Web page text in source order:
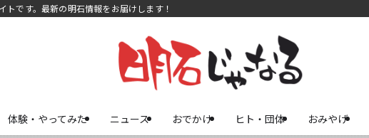
です。最新の明石情報をお届けします！
体験・やってみた ニュース おでかけ ヒト・団体 おみやげ